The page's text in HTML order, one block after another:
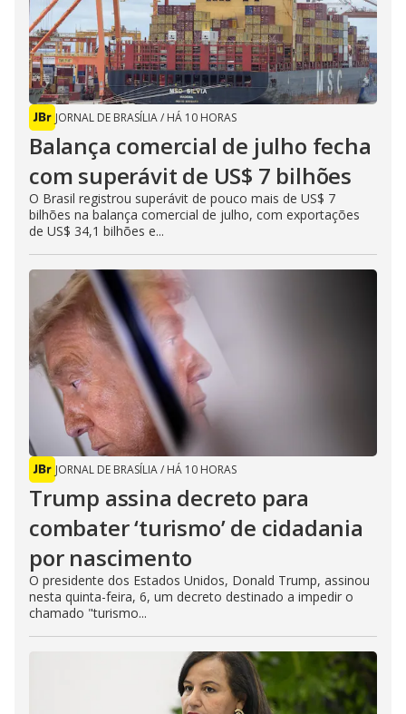
JORNAL DE BRASÍLIA/ HÁ 10 HORAS
Balança comercial de julho fecha
com superávit de US$ 7 bilhões
O Brasil registrou superávit de pouco mais de US$ 7
bilhões na balança comercial de julho, com exportações
de US$ 34,1 bilhões e...
JORNAL DE BRASÍLIA/ HÁ 10 HORAS
Trump assina decreto para
combater ‘turismo’ de cidadania
por nascimento
O presidente dos Estados Unidos, Donald Trump, assinou
nesta quinta-feira, 6, um decreto destinado a impedir o
chamado "turismo...